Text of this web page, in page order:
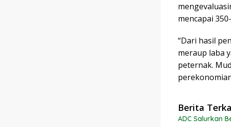
mencapai
“Dari hasil
meraup laba
peternak.
Berita
ADC Salurkan